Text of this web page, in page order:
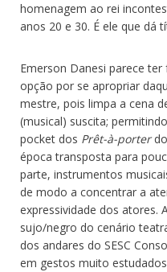
homenagem ao rei
anos 20 e 30. É ele que dá
Emerson Danesi parece
opção por se apropriar
mestre, pois limpa a cena
(musical) suscita;
pocket dos Prêt-à-porter
época transposta para
parte, instrumentos
de modo a concentrar a
expressividade dos atores.
sujo/negro do cenário
dos andares do SESC
em gestos muito